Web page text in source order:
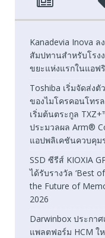
[
2026
[
Kanadevia Inova
สัมปทานสำหรับโรง
ขยะแห่งแรกในแอฟ
Toshiba เริ่มจัดส่งตั
ของไมโครคอนโทร
เริ่มต้นตระกูล
ประมวลผล Arm®
แอปพลิเคชันควบคุม
SSD ซีรีส์ KIOXIA
ได้รับรางวัล ‘Best
the Future of
2026
Darwinbox ประกา
แพลตฟอร์ม HCM ใ